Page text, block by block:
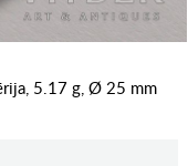
5.17 g, Ø 25 mm